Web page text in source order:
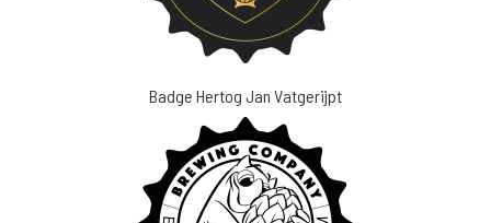
Badge Hertog Jan Vatgerijpt